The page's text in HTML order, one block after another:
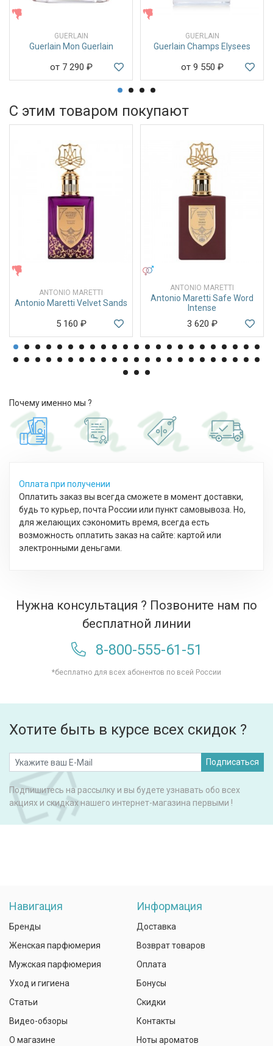
GUERLAIN
Guerlain Mon Guerlain
от 7 290 ₽
GUERLAIN
Guerlain Champs Elysees
от 9 550 ₽
С этим товаром покупают
ANTONIO MARETTI
Antonio Maretti Velvet Sands
5 160 ₽
ANTONIO MARETTI
Antonio Maretti Safe Word
Intense
3 620 ₽
Почему именно мы ?
Оплата при получении
Оплатить заказ вы всегда сможете в момент доставки,
будь то курьер, почта России или пункт самовывоза. Но,
для желающих сэкономить время, всегда есть
возможность оплатить заказ на сайте: картой или
электронными деньгами.
Нужна консультация ? Позвоните нам по
бесплатной линии
8-800-555-61-51
*бесплатно для всех абонентов по всей России
Хотите быть в курсе всех скидок ?
Подписаться
Подпишитесь на рассылку и вы будете узнавать обо всех
акциях и скидках нашего интернет-магазина первыми !
Навигация
Бренды
Женская парфюмерия
Мужская парфюмерия
Уход и гигиена
Статьи
Видео-обзоры
О магазине
Информация
Доставка
Возврат товаров
Оплата
Бонусы
Скидки
Контакты
Ноты ароматов